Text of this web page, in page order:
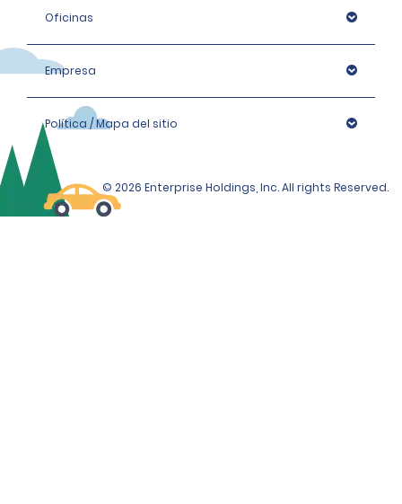
Oficinas
Empresa
Política / Mapa del sitio
© 2026 Enterprise Holdings, Inc. All rights Reserved.